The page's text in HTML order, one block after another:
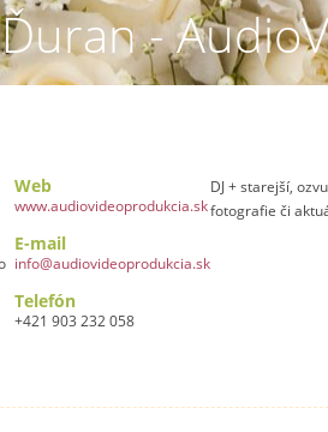
-
Web
www.audiovideoprodukcia.sk
E-mail
info@audiovideoprodukcia.sk
Telefón
+421 903 232 058
DJ + starejší,
fotografie či